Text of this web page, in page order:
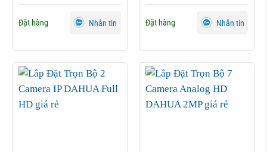
Đặt hàng Nhắn tin Đặt hàng Nhắn tin